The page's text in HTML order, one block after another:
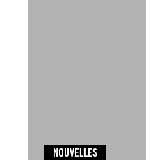
NOUVELLES